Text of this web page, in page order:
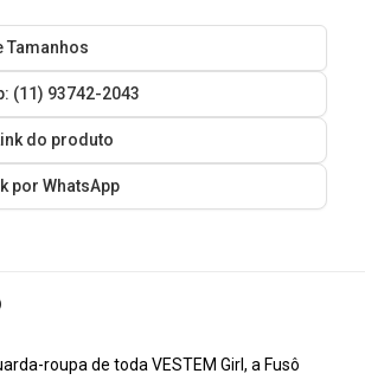
Tamanhos
(11) 93742-2043
do produto
por WhatsApp
roupa de toda VESTEM Girl, a Fusô